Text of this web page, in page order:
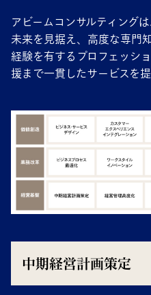
アビームコンサルティング
未来を見据え、高度な専門
経験を有するプロフェッシ
援まで一貫したサービスを提
中期経営計画策定